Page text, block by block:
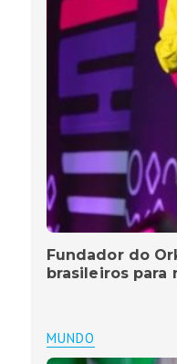
Fundador do
brasileiros para
MUNDO